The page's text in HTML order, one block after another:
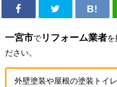
一宮市でリフォーム業者を
ださい。
外壁塗装や屋根の塗装トイ